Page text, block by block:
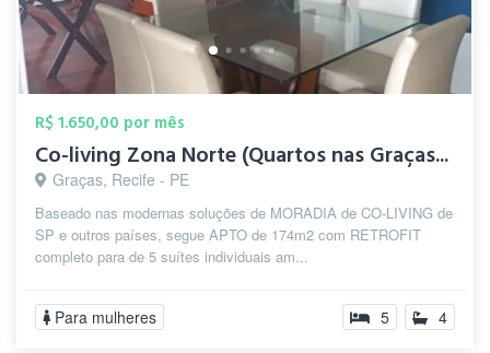
R$ 1.650,00 por mês
Co-living Zona Norte (Quartos nas Graças...
Graças, Recife - PE
Baseado nas modernas soluções de MORADIA de CO-LIVING de
SP e outros países, segue APTO de 174m2 com RETROFIT
completo para de 5 suítes individuais am...
Para mulheres 5 4